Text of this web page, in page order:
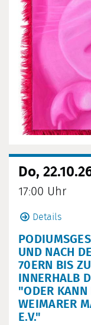
Do,
17:00 Uhr
Details
UND NACH
70ERN BIS
INNERHALB
"ODER KANN
WEIMARER
E.V."